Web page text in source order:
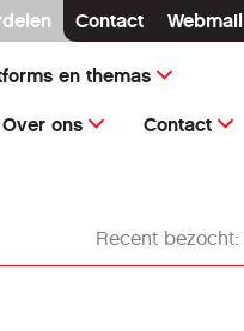
Contact Webmail
en themas
Over ons Contact
Recent bezocht: